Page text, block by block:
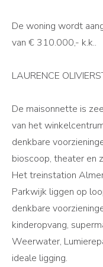
De woning wordt
van € 310.000,- k.k..
LAURENCE
De maisonnette is
van het
denkbare
bioscoop, theater en
Het treinstation
Parkwijk liggen op
denkbare
kinderopvang,
Weerwater,
ideale ligging.